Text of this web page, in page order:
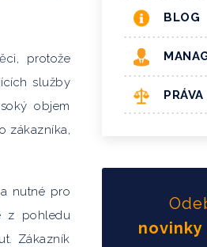
protože
služby
objem
zákazníka,
nutné pro
z pohledu
Zákazník
BLOG
PRÁVA